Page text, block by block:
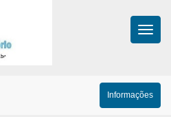
Menu
Informações